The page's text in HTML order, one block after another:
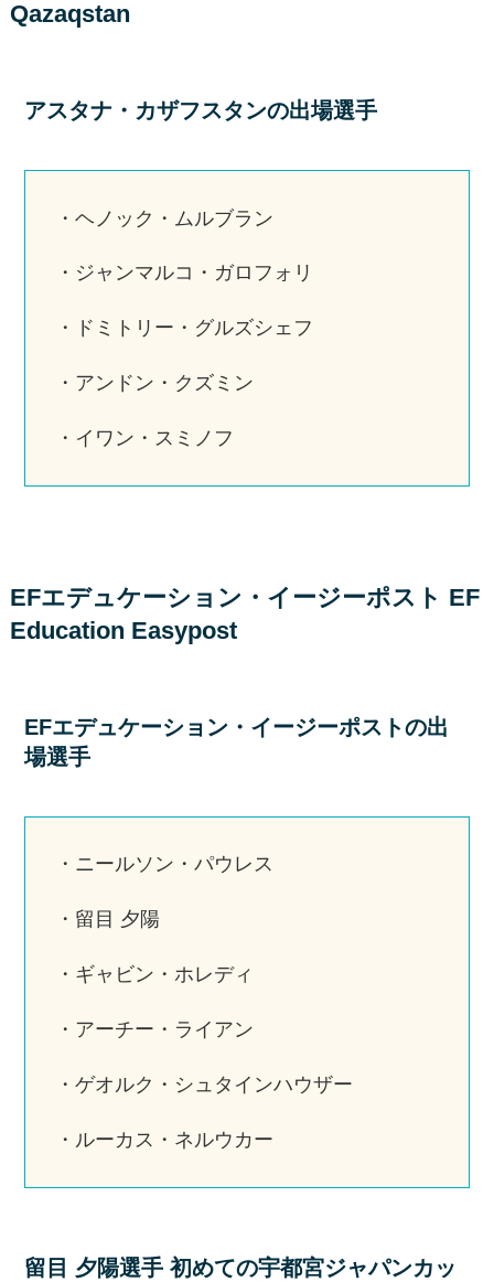
Qazaqstan
アスタナ・カザフスタンの出場選手
・ヘノック・ムルブラン
・ジャンマルコ・ガロフォリ
・ドミトリー・グルズシェフ
・アンドン・クズミン
・イワン・スミノフ
EFエデュケーション・イージーポスト EF
Education Easypost
EFエデュケーション・イージーポストの出
場選手
・ニールソン・パウレス
・留目 夕陽
・ギャビン・ホレディ
・アーチー・ライアン
・ゲオルク・シュタインハウザー
・ルーカス・ネルウカー
留目 夕陽選手 初めての宇都宮ジャパンカッ